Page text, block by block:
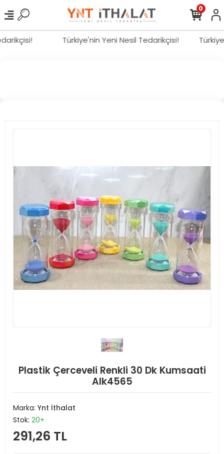
Türkiye'nin Yeni Nesil Tedarikçisi!
0
Plastik Çerceveli Renkli 30 Dk Kumsaati
Alk4565
Marka: Ynt İthalat
Stok: 20+
291,26 TL